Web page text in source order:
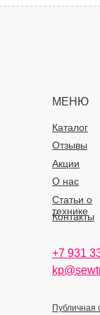
МЕНЮ
Каталог
О нас
Статьи о
технике
Отзывы
Акции
Контакты
+7 931
Публичная